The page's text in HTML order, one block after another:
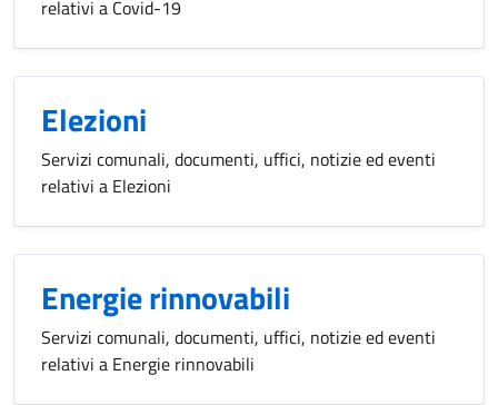
relativi a Covid-19
Elezioni
Servizi comunali, documenti, uffici, notizie ed eventi
relativi a Elezioni
Energie rinnovabili
Servizi comunali, documenti, uffici, notizie ed eventi
relativi a Energie rinnovabili